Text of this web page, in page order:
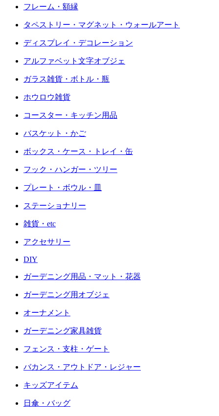
フレーム・額縁
タペストリー・マグネット・ウォールアート
ディスプレイ・デコレーション
アルファベット文字オブジェ
ガラス雑貨・ボトル・瓶
ホウロウ雑貨
コースター・キッチン用品
バスケット・かご
ボックス・ケース・トレイ・缶
フック・ハンガー・ツリー
プレート・ボウル・皿
ステーショナリー
雑貨・etc
アクセサリー
DIY
ガーデニング用品・マット・花器
ガーデニング用オブジェ
オーナメント
ガーデニング家具雑貨
フェンス・支柱・ゲート
バカンス・アウトドア・レジャー
キッズアイテム
日傘・バッグ